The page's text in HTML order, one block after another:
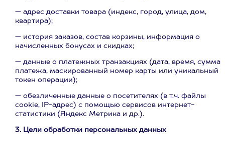
— адрес доставки товара (индекс, город, улица, дом,
квартира);
— история заказов, состав корзины, информация о
начисленных бонусах и скидках;
— данные о платежных транзакциях (дата, время, сумма
платежа, маскированный номер карты или уникальный
токен операции);
— обезличенные данные о посетителях (в т.ч. файлы
cookie, IP-адрес) с помощью сервисов интернет-
статистики (Яндекс Метрика и др.).
3. Цели обработки персональных данных